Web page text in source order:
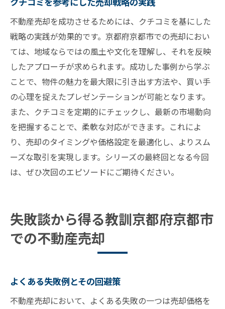
不動産売却を成功させるためには、クチコミを基にした
戦略の実践が効果的です。京都府京都市での売却におい
ては、地域ならではの風土や文化を理解し、それを反映
したアプローチが求められます。成功した事例から学ぶ
ことで、物件の魅力を最大限に引き出す方法や、買い手
の心理を捉えたプレゼンテーションが可能となります。
また、クチコミを定期的にチェックし、最新の市場動向
を把握することで、柔軟な対応ができます。これによ
り、売却のタイミングや価格設定を最適化し、よりスム
ーズな取引を実現します。シリーズの最終回となる今回
は、ぜひ次回のエピソードにご期待ください。
失敗談から得る教訓京都府京都市
での不動産売却
よくある失敗例とその回避策
不動産売却において、よくある失敗の一つは売却価格を